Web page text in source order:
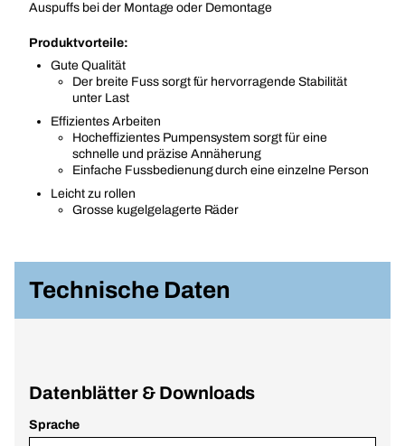
Auspuffs bei der Montage oder Demontage
Produktvorteile:
Gute Qualität
Der breite Fuss sorgt für hervorragende Stabilität
unter Last
Effizientes Arbeiten
Hocheffizientes Pumpensystem sorgt für eine
schnelle und präzise Annäherung
Einfache Fussbedienung durch eine einzelne Person
Leicht zu rollen
Grosse kugelgelagerte Räder
Technische Daten
Datenblätter & Downloads
Sprache